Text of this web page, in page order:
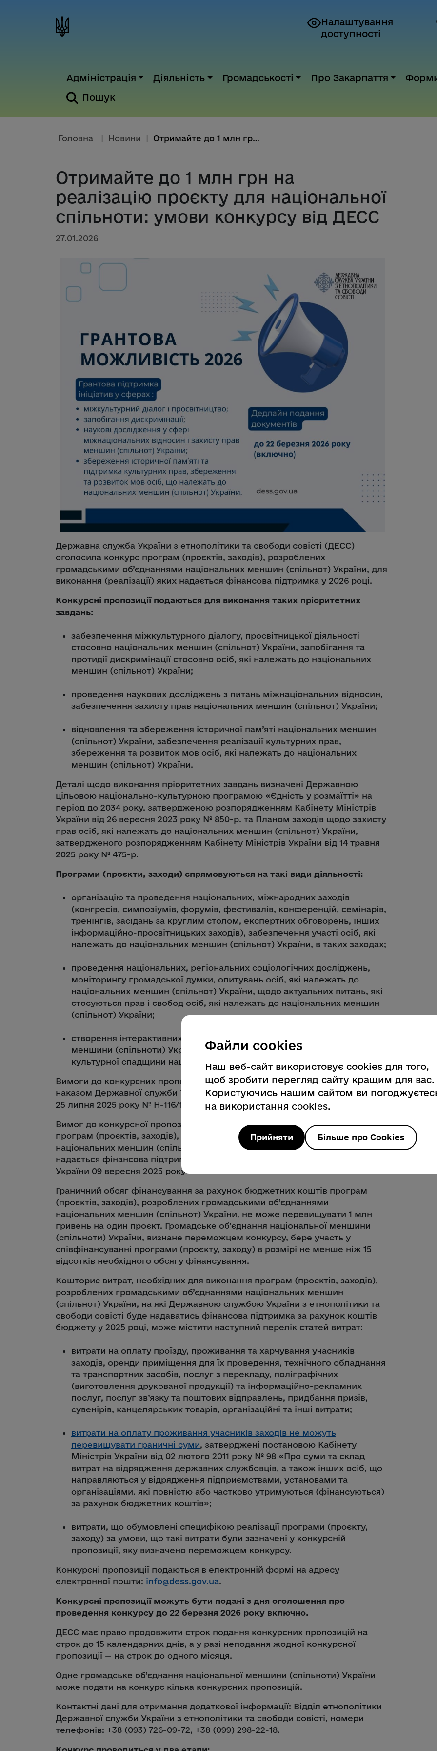
Налаштування
доступності
Адміністрація Діяльність Громадськості Про Закарпаття
Пошук
Головна Новини Отримайте до 1 млн грн на реал...
Отримайте до 1 млн грн на
реалізацію проєкту для національної
спільноти: умови конкурсу від ДЕСС
27.01.2026
Державна служба України з етнополітики та свободи совісті (ДЕСС)
оголосила конкурс програм (проєктів, заходів), розроблених
громадськими об’єднаннями національних меншин (спільнот) України, для
виконання (реалізації) яких надається фінансова підтримка у 2026 році.
Конкурсні пропозиції подаються для виконання таких пріоритетних
завдань:
забезпечення міжкультурного діалогу, просвітницької діяльності
стосовно національних меншин (спільнот) України, запобігання та
протидії дискримінації стосовно осіб, які належать до національних
меншин (спільнот) України;
проведення наукових досліджень з питань міжнаціональних відносин,
забезпечення захисту прав національних меншин (спільнот) України;
відновлення та збереження історичної пам’яті національних меншин
(спільнот) України, забезпечення реалізації культурних прав,
збереження та розвиток мов осіб, які належать до національних
меншин (спільнот) України.
Деталі щодо виконання пріоритетних завдань визначені Державною
цільовою національно-культурною програмою «Єдність у розмаїтті» на
період до 2034 року, затвердженою розпорядженням Кабінету Міністрів
України від 26 вересня 2023 року № 850-р. та Планом заходів щодо захисту
прав осіб, які належать до національних меншин (спільнот) України,
затвердженого розпорядженням Кабінету Міністрів України від 14 травня
2025 року № 475-р.
Програми (проєкти, заходи) спрямовуються на такі види діяльності:
організацію та проведення національних, міжнародних заходів
(конгресів, симпозіумів, форумів, фестивалів, конференцій, семінарів,
тренінгів, засідань за круглим столом, експертних обговорень, інших
інформаційно-просвітницьких заходів), забезпечення участі осіб, які
належать до національних меншин (спільнот) України, в таких заходах;
проведення національних, регіональних соціологічних досліджень,
моніторингу громадської думки, опитувань осіб, які належать до
національних меншин (спільнот) України, щодо актуальних питань, які
стосуються прав і свобод осіб, які належать до національних меншин
(спільнот) України;
створення інтерактивних вебресурсів з інформацією про національні
меншини (спільноти) України, місця історичної пам’яті, об’єкти
культурної спадщини національних меншин (спільнот) України.
Вимоги до конкурсних пропозицій для участі в конкурсі затверджено
наказом Державної служби України з етнополітики та свободи совісті від
25 липня 2025 року № Н-116/12 «Про затвердження
Вимог до конкурсної пропозиції для участі в конкурсі з визначення
програм (проєктів, заходів), розроблених громадськими об’єднаннями
національних меншин (спільнот) України, для виконання (реалізації) яких
надається фінансова підтримка», зареєстрованим в Міністерстві юстиції
України 09 вересня 2025 року за № 1295/44701.
Граничний обсяг фінансування за рахунок бюджетних коштів програм
(проєктів, заходів), розроблених громадськими об’єднаннями
національних меншин (спільнот) України, не може перевищувати 1 млн
гривень на один проєкт. Громадське об’єднання національної меншини
(спільноти) України, визнане переможцем конкурсу, бере участь у
співфінансуванні програми (проєкту, заходу) в розмірі не менше ніж 15
відсотків необхідного обсягу фінансування.
Кошторис витрат, необхідних для виконання програм (проєктів, заходів),
розроблених громадськими об’єднаннями національних меншин
(спільнот) України, на які Державною службою України з етнополітики та
свободи совісті буде надаватись фінансова підтримка за рахунок коштів
бюджету у 2025 році, може містити наступний перелік статей витрат:
витрати на оплату проїзду, проживання та харчування учасників
заходів, оренди приміщення для їх проведення, технічного обладнання
та транспортних засобів, послуг з перекладу, поліграфічних
(виготовлення друкованої продукції) та інформаційно-рекламних
послуг, послуг зв’язку та поштових відправлень, придбання призів,
сувенірів, канцелярських товарів, організаційні та інші витрати;
витрати на оплату проживання учасників заходів не можуть
перевищувати граничні суми, затверджені постановою Кабінету
Міністрів України від 02 лютого 2011 року № 98 «Про суми та склад
витрат на відрядження державних службовців, а також інших осіб, що
направляються у відрядження підприємствами, установами та
організаціями, які повністю або частково утримуються (фінансуються)
за рахунок бюджетних коштів»;
витрати, що обумовлені специфікою реалізації програми (проєкту,
заходу) за умови, що такі витрати були зазначені у конкурсній
пропозиції, яку визначено переможцем конкурсу.
Конкурсні пропозиції подаються в електронній формі на адресу
електронної пошти: info@dess.gov.ua.
Конкурсні пропозиції можуть бути подані з дня оголошення про
проведення конкурсу до 22 березня 2026 року включно.
ДЕСС має право продовжити строк подання конкурсних пропозицій на
строк до 15 календарних днів, а у разі неподання жодної конкурсної
пропозиції — на строк до одного місяця.
Одне громадське об’єднання національної меншини (спільноти) України
може подати на конкурс кілька конкурсних пропозицій.
Контактні дані для отримання додаткової інформації: Відділ етнополітики
Державної служби України з етнополітики та свободи совісті, номери
телефонів: +38 (093) 726-09-72, +38 (099) 298-22-18.
Файли cookies
Наш веб-сайт використовує cookies для того,
щоб зробити перегляд сайту кращим для вас.
Користуючись нашим сайтом ви
на використання cookies.
Прийняти Більше про Cookies